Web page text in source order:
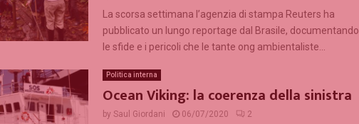
La scorsa settimana l’agenzia di stampa Reuters ha
pubblicato un lungo reportage dal Brasile, documentando
le sfide e i pericoli che le tante ong ambientaliste...
Politica interna
Ocean Viking: la coerenza della sinistra
by Saul Giordani 06/07/2020 2